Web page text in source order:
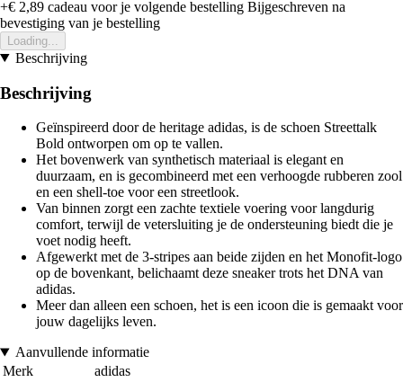
+€ 2,89 cadeau voor je volgende bestelling Bijgeschreven na
bevestiging van je bestelling
Loading...
Beschrijving
Beschrijving
Geïnspireerd door de heritage adidas, is de schoen Streettalk
Bold ontworpen om op te vallen.
Het bovenwerk van synthetisch materiaal is elegant en
duurzaam, en is gecombineerd met een verhoogde rubberen zool
en een shell-toe voor een streetlook.
Van binnen zorgt een zachte textiele voering voor langdurig
comfort, terwijl de vetersluiting je de ondersteuning biedt die je
voet nodig heeft.
Afgewerkt met de 3-stripes aan beide zijden en het Monofit-logo
op de bovenkant, belichaamt deze sneaker trots het DNA van
adidas.
Meer dan alleen een schoen, het is een icoon die is gemaakt voor
jouw dagelijks leven.
Aanvullende informatie
Merk
adidas